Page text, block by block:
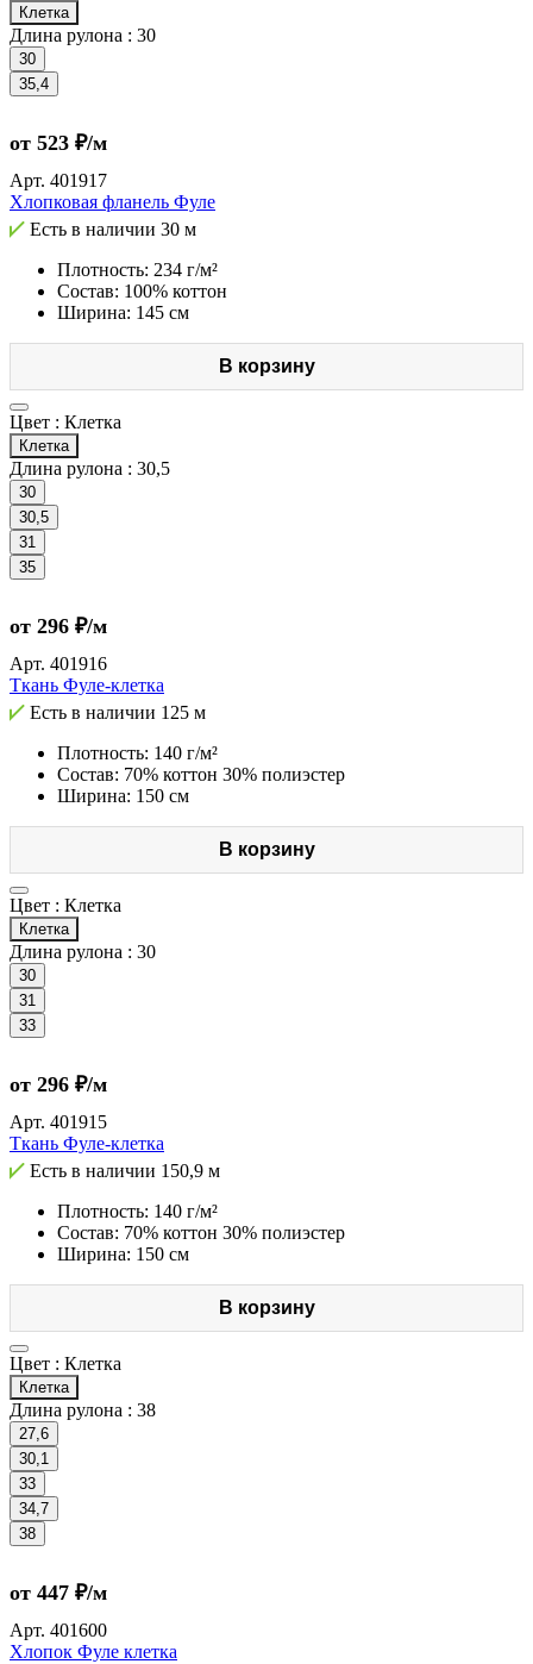
Клетка
Длина рулона : 30
30
35,4
от 523 ₽/м
Арт. 401917
Хлопковая фланель Фуле
Есть в наличии 30 м
Плотность: 234 г/м²
Состав: 100% коттон
Ширина: 145 см
В корзину
Цвет : Клетка
Клетка
Длина рулона : 30,5
30
30,5
31
35
от 296 ₽/м
Арт. 401916
Ткань Фуле-клетка
Есть в наличии 125 м
Плотность: 140 г/м²
Состав: 70% коттон 30% полиэстер
Ширина: 150 см
В корзину
Цвет : Клетка
Клетка
Длина рулона : 30
30
31
33
от 296 ₽/м
Арт. 401915
Ткань Фуле-клетка
Есть в наличии 150,9 м
Плотность: 140 г/м²
Состав: 70% коттон 30% полиэстер
Ширина: 150 см
В корзину
Цвет : Клетка
Клетка
Длина рулона : 38
27,6
30,1
33
34,7
38
от 447 ₽/м
Арт. 401600
Хлопок Фуле клетка